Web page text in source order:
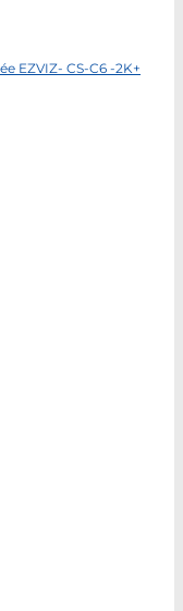
EZVIZ- CS-C6 -2K+